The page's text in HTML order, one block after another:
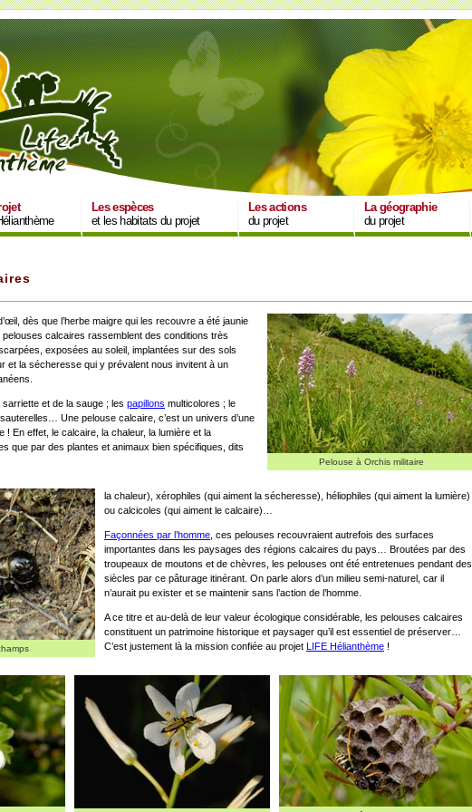
Les espèces
et les habitats du projet
Les actions
du projet
La géographie
du projet
Pelouse à Orchis militaire
dès que l’herbe maigre qui les recouvre a été jaunie
pelouses calcaires rassemblent des conditions très
exposées au soleil, implantées sur des sols
et la sécheresse qui y prévalent nous invitent à un
sarriette et de la sauge ; les papillons multicolores ; le
Une pelouse calcaire, c’est un univers d’une
! En effet, le calcaire, la chaleur, la lumière et la
que par des plantes et animaux bien spécifiques, dits
la chaleur), xérophiles (qui aiment la sécheresse), héliophiles (qui aiment la lumière)
ou calcicoles (qui aiment le calcaire)…
Façonnées par l’homme , ces pelouses recouvraient autrefois des surfaces
importantes dans les paysages des régions calcaires du pays… Broutées par des
troupeaux de moutons et de chèvres, les pelouses ont été entretenues pendant des
siècles par ce pâturage itinérant. On parle alors d’un milieu semi-naturel, car il
n’aurait pu exister et se maintenir sans l’action de l’homme.
A ce titre et au-delà de leur valeur écologique considérable, les pelouses calcaires
constituent un patrimoine historique et paysager qu’il est essentiel de préserver…
C’est justement là la mission confiée au projet
LIFE Hélianthème !